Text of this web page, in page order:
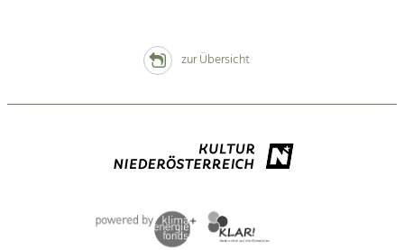
zur Übersicht